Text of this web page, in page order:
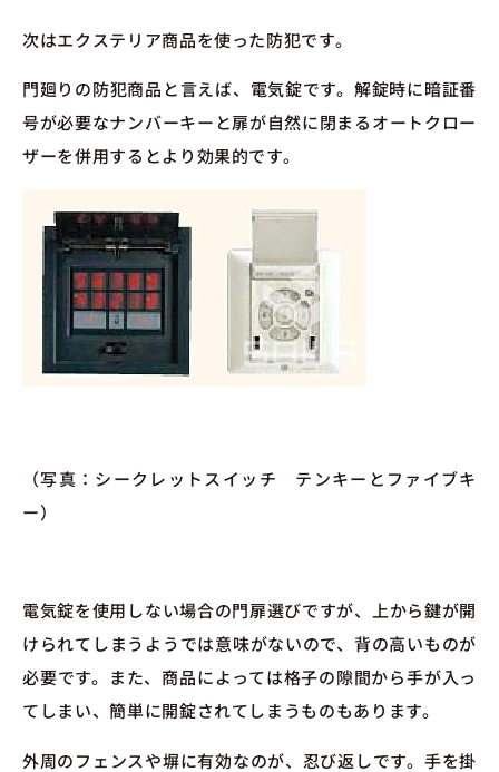
次はエクステリア商品を使った防犯です。
門廻りの防犯商品と言えば、電気錠です。解錠時に暗証番
号が必要なナンバーキーと扉が自然に閉まるオートクロー
ザーを併用するとより効果的です。
（写真：シークレットスイッチ テンキーとファイブキ
ー）
電気錠を使用しない場合の門扉選びですが、上から鍵が開
けられてしまうようでは意味がないので、背の高いものが
必要です。また、商品によっては格子の隙間から手が入っ
てしまい、簡単に開錠されてしまうものもあります。
外周のフェンスや塀に有効なのが、忍び返しです。手を掛